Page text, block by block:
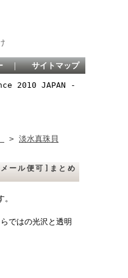
｜ サイトマップ
2010 JAPAN -
> 淡水真珠貝
ール便可]まとめ
ではの光沢と透明